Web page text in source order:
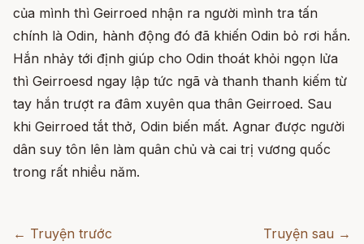
của mình thì Geirroed nhận ra người mình tra tấn
chính là Odin, hành động đó đã khiến Odin bỏ rơi hắn.
Hắn nhảy tới định giúp cho Odin thoát khỏi ngọn lửa
thì Geirroesd ngay lập tức ngã và thanh thanh kiếm từ
tay hắn trượt ra đâm xuyên qua thân Geirroed. Sau
khi Geirroed tắt thở, Odin biến mất. Agnar được người
dân suy tôn lên làm quân chủ và cai trị vương quốc
trong rất nhiều năm.
← Truyện trước Truyện sau →